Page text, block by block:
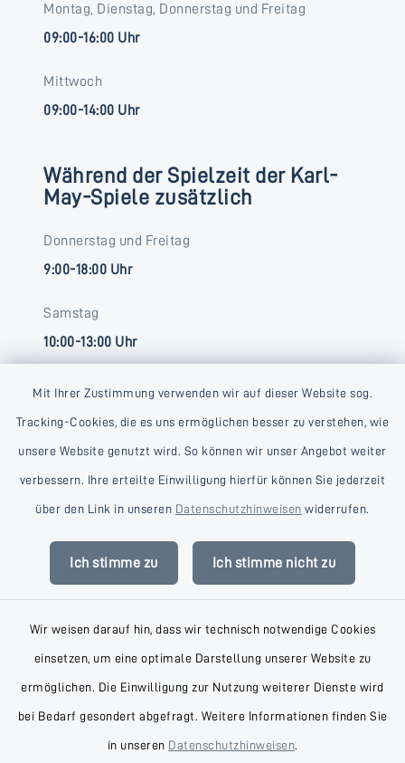
Mit Ihrer Zustimmung verwenden wir auf dieser Website sog.
Tracking-Cookies, die es uns ermöglichen besser zu verstehen, wie
unsere Website genutzt wird. So können wir unser Angebot weiter
verbessern. Ihre erteilte Einwilligung hierfür können Sie jederzeit
über den Link in unseren Datenschutzhinweisen widerrufen.
Ich stimme zu Ich stimme nicht zu
Wir weisen darauf hin, dass wir technisch notwendige Cookies
einsetzen, um eine optimale Darstellung unserer Website zu
ermöglichen. Die Einwilligung zur Nutzung weiterer Dienste wird
bei Bedarf gesondert abgefragt. Weitere Informationen finden Sie
in unseren Datenschutzhinweisen.
Montag, Dienstag, Donnerstag und Freitag
09:00-16:00 Uhr
Mittwoch
09:00-14:00 Uhr
Während der Spielzeit der Karl-
May-Spiele zusätzlich
Donnerstag und Freitag
9:00-18:00 Uhr
Samstag
10:00-13:00 Uhr
Kontakt
Datenschutz
Impressum
Sitemap